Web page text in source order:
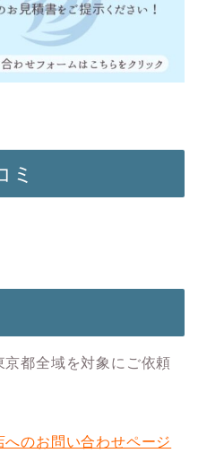
ミ
都全域を対象にご依頼
のお問い合わせページ